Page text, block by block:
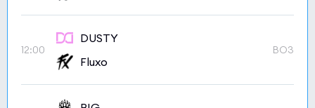
12:00
DUSTY
Fluxo
BO3